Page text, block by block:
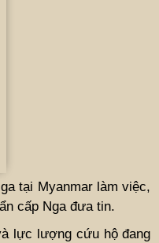
tại Myanmar làm việc,
cấp Nga đưa tin.
lực lượng cứu hộ đang